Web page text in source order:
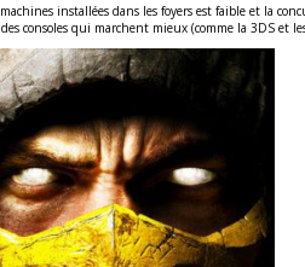
installées dans les foyers est faible et la
qui marchent mieux (comme la 3DS et